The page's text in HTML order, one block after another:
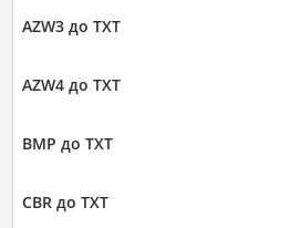
AZW3 до TXT
AZW4 до TXT
BMP до TXT
CBR до TXT